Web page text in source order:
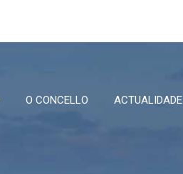
O CONCELLO ACTUALIDADE